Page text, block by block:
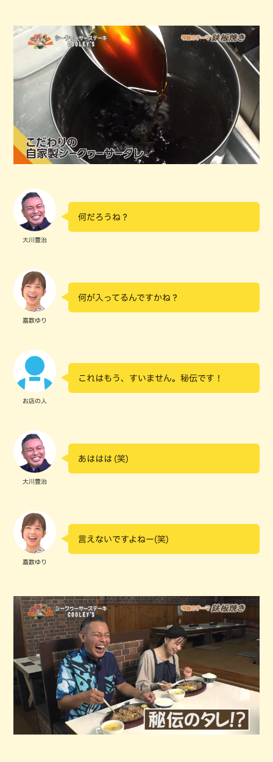
大川豊治
何だろうね？
嘉数ゆり
何が入ってるんですかね？
お店の人
これはもう、すいません。秘伝です！
大川豊治
あははは (笑)
嘉数ゆり
言えないですよねー(笑)